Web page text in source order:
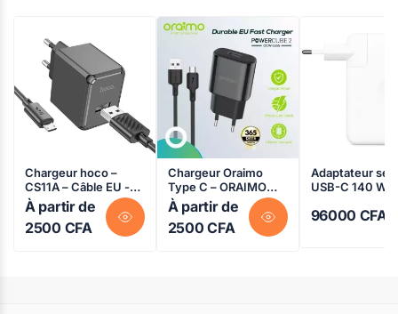
Chargeur hoco –
CS11A – Câble EU -
Android – Bon prix Au
Cameroun
À partir de
2500 CFA
Chargeur Oraimo
Type C – ORAIMO
POWERCUBE 2A
OCW-E65+C53 –
Charge Rapide
À partir de
2500CFA
Adaptateur
USB-C 140 W –
96000 CFA